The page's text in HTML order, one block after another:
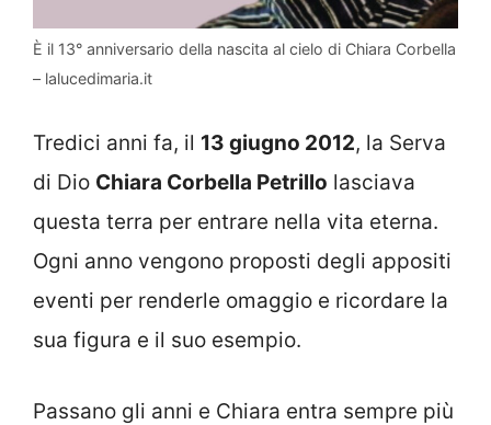
È il 13° anniversario della nascita al cielo di Chiara Corbella
– lalucedimaria.it
Tredici anni fa, il 13 giugno 2012, la Serva
di Dio Chiara Corbella Petrillo lasciava
questa terra per entrare nella vita eterna.
Ogni anno vengono proposti degli appositi
eventi per renderle omaggio e ricordare la
sua figura e il suo esempio.
Passano gli anni e Chiara entra sempre più